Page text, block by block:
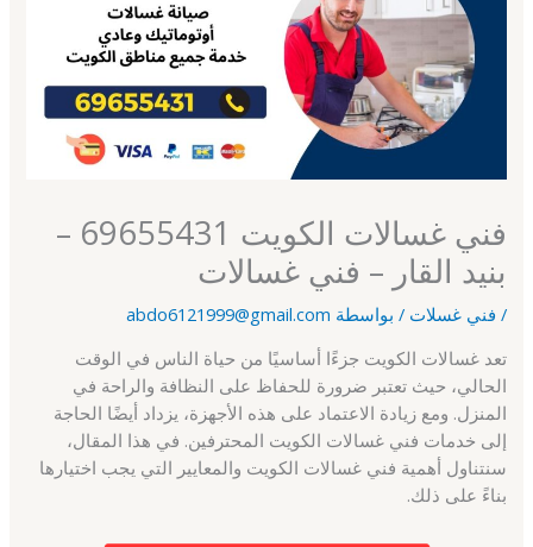
فني غسالات الكويت 69655431 –
بنيد القار – فني غسالات
/ فني غسلات / بواسطة abdo6121999@gmail.com
تعد غسالات الكويت جزءًا أساسيًا من حياة الناس في الوقت
الحالي، حيث تعتبر ضرورة للحفاظ على النظافة والراحة في
المنزل. ومع زيادة الاعتماد على هذه الأجهزة، يزداد أيضًا الحاجة
إلى خدمات فني غسالات الكويت المحترفين. في هذا المقال،
سنتناول أهمية فني غسالات الكويت والمعايير التي يجب اختيارها
بناءً على ذلك.